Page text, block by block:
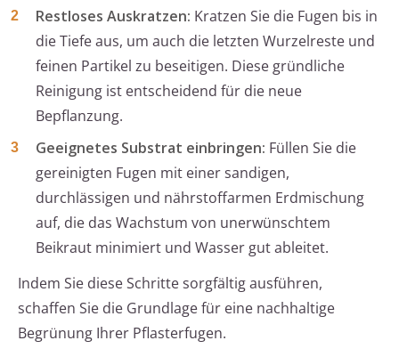
Restloses Auskratzen: Kratzen Sie die Fugen bis in
die Tiefe aus, um auch die letzten Wurzelreste und
feinen Partikel zu beseitigen. Diese gründliche
Reinigung ist entscheidend für die neue
Bepflanzung.
Geeignetes Substrat einbringen: Füllen Sie die
gereinigten Fugen mit einer sandigen,
durchlässigen und nährstoffarmen Erdmischung
auf, die das Wachstum von unerwünschtem
Beikraut minimiert und Wasser gut ableitet.
Indem Sie diese Schritte sorgfältig ausführen,
schaffen Sie die Grundlage für eine nachhaltige
Begrünung Ihrer Pflasterfugen.